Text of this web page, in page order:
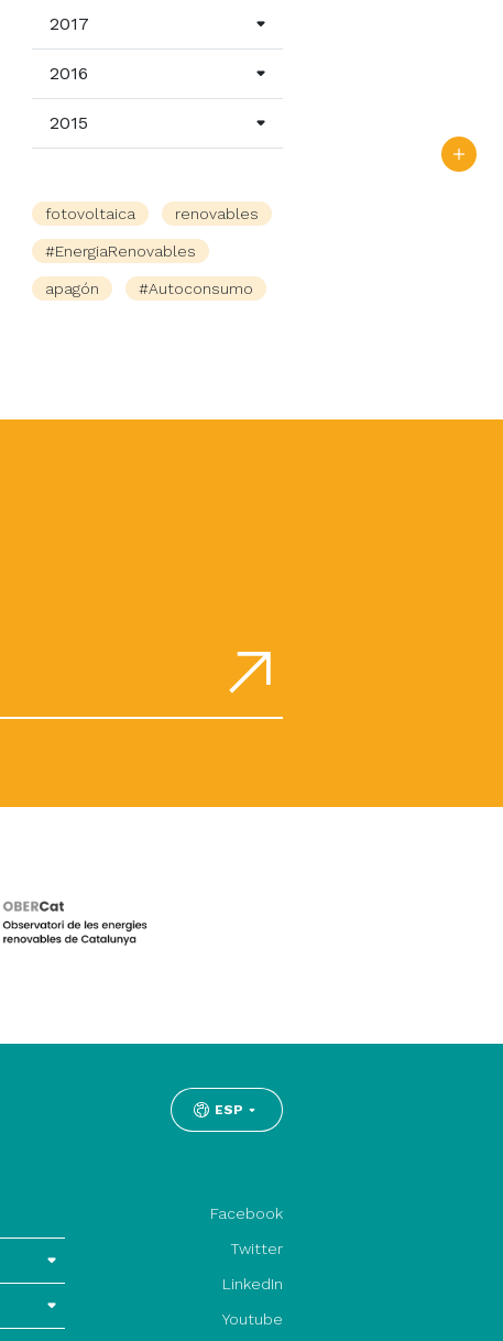
2017
2016
2015
fotovoltaica renovables
#EnergiaRenovables
apagón #Autoconsumo
ESP
Facebook
Twitter
LinkedIn
Youtube